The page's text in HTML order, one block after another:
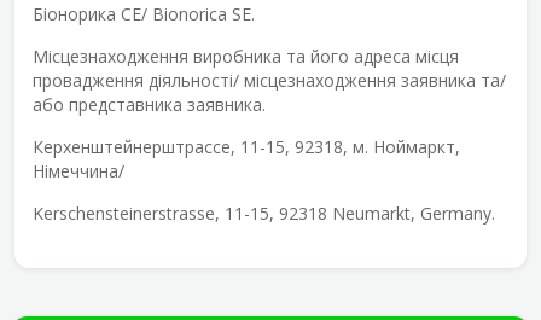
Біонорика СЕ/ Bionorica SE.
Місцезнаходження виробника та його адреса місця
провадження діяльності/ місцезнаходження заявника та/
або представника заявника.
Керхенштейнерштрассе, 11-15, 92318, м. Ноймаркт,
Німеччина/
Kerschenstеіnerstrasse, 11-15, 92318 Neumarkt, Germany.